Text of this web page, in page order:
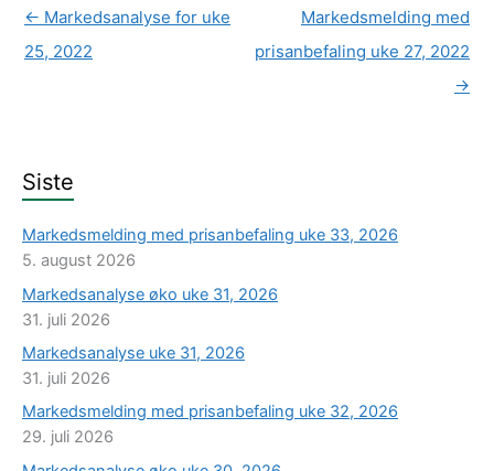
← Markedsanalyse for uke
25, 2022
Markedsmelding med
prisanbefaling uke 27, 2022
→
Siste
Markedsmelding med prisanbefaling uke 33, 2026
5. august 2026
Markedsanalyse øko uke 31, 2026
31. juli 2026
Markedsanalyse uke 31, 2026
31. juli 2026
Markedsmelding med prisanbefaling uke 32, 2026
29. juli 2026